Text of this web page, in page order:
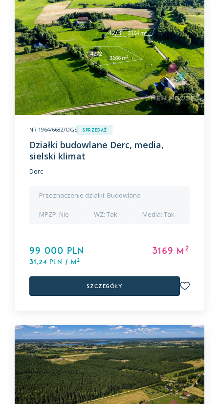
NR 1964/6682/OGS Sprzedaż
Działki budowlane Derc, media,
sielski klimat
Derc
Przeznaczenie działki: Budowlana
MPZP: Nie WZ: Tak Media: Tak
99 000 PLN
31,24 PLN / m2
3169 m 2
Szczegóły